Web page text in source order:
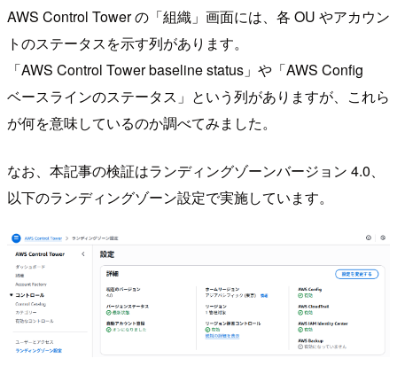
AWS Control Tower の「組織」画面には、各 OU やアカウン
トのステータスを示す列があります。
「AWS Control Tower baseline status」や「AWS Config
ベースラインのステータス」という列がありますが、これら
が何を意味しているのか調べてみました。
なお、本記事の検証はランディングゾーンバージョン 4.0、
以下のランディングゾーン設定で実施しています。